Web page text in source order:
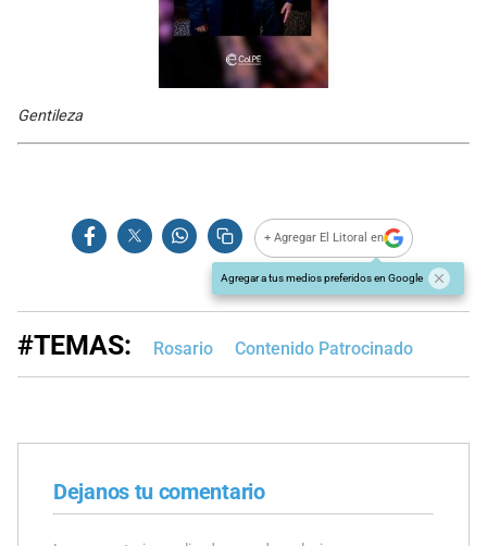
Gentileza
+ Agregar El Litoral en
Agregar a tus medios preferidos en Google
#TEMAS: Rosario Contenido Patrocinado
Dejanos tu comentario